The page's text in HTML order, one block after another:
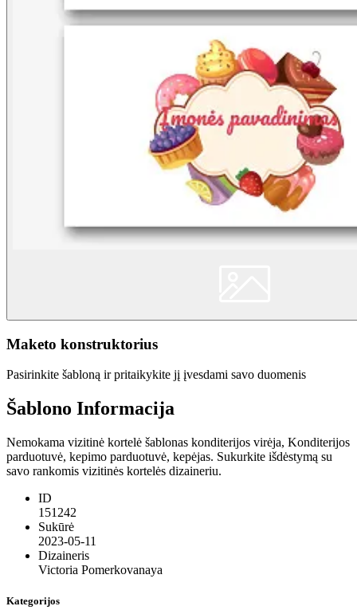
Maketo konstruktorius
Pasirinkite šabloną ir pritaikykite jį įvesdami savo duomenis
Šablono Informacija
Nemokama vizitinė kortelė šablonas konditerijos virėja, Konditerijos
parduotuvė, kepimo parduotuvė, kepėjas. Sukurkite išdėstymą su
savo rankomis vizitinės kortelės dizaineriu.
ID
151242
Sukūrė
2023-05-11
Dizaineris
Victoria Pomerkovanaya
Kategorijos